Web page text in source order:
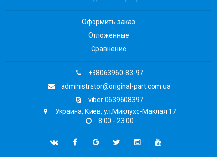
Оформить заказ
Отложенные
Сравнение
+38063960-83-97
administrator@original-part.com.ua
viber 0639608397
Украина, Киев, ул.Миклухо-Маклая 17
8:00 - 23:00